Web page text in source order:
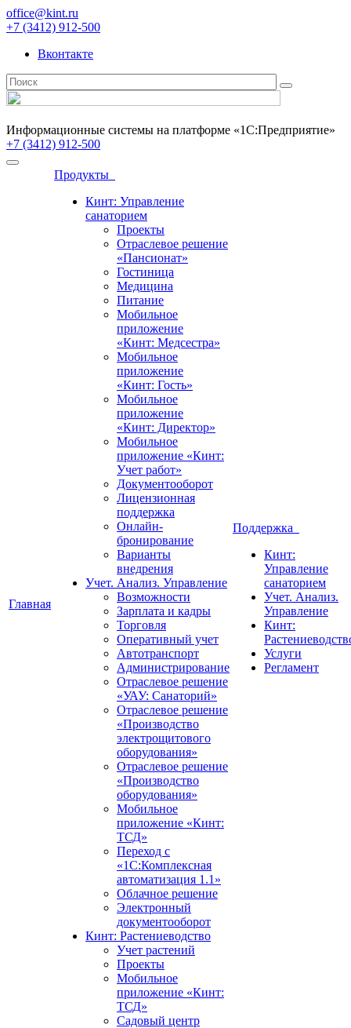
office@kint.ru
+7 (3412) 912-500
Вконтакте
Информационные системы на платформе «1С:Предприятие»
+7 (3412) 912-500
Главная
Продукты
Кинт: Управление
санаторием
Проекты
Отраслевое решение
«Пансионат»
Гостиница
Медицина
Питание
Мобильное
приложение
«Кинт: Медсестра»
Мобильное
приложение
«Кинт: Гость»
Мобильное
приложение
«Кинт: Директор»
Мобильное
приложение «Кинт:
Учет работ»
Документооборот
Лицензионная
поддержка
Онлайн-
бронирование
Варианты
внедрения
Учет. Анализ. Управление
Возможности
Зарплата и кадры
Торговля
Оперативный учет
Автотранспорт
Администрирование
Отраслевое решение
«УАУ: Санаторий»
Отраслевое решение
«Производство
электрощитового
оборудования»
Отраслевое решение
«Производство
оборудования»
Мобильное
приложение «Кинт:
ТСД»
Переход с
«1С:Комплексная
автоматизация 1.1»
Облачное решение
Электронный
документооборот
Кинт: Растениеводство
Учет растений
Проекты
Мобильное
приложение «Кинт:
ТСД»
Садовый центр
Поддержка
Кинт:
Управление
санаторием
Учет. Анализ.
Управление
Кинт:
Услуги
Регламент